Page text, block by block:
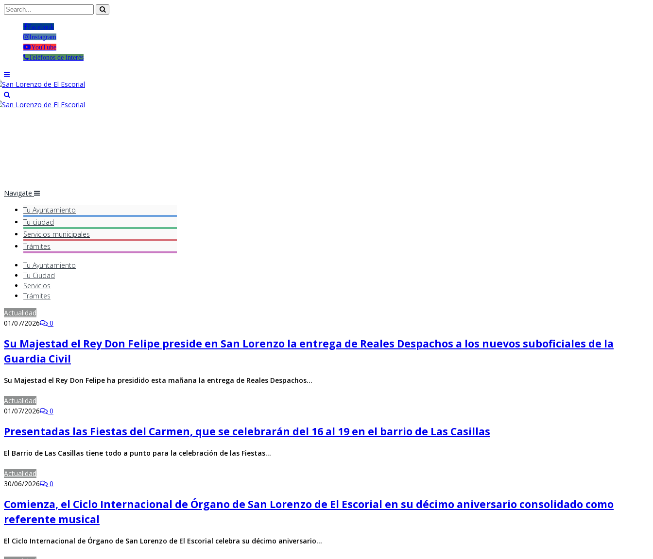
Facebook
Instagram
YouTube
Teléfonos de interés
Navigate
Tu Ayuntamiento
Tu ciudad
Servicios municipales
Trámites
Tu Ayuntamiento
Tu Ciudad
Servicios
Trámites
Actualidad
01/07/2026
0
Su Majestad el Rey Don Felipe preside en San Lorenzo la entrega de Reales Despachos a los nuevos suboficiales de la
Guardia Civil
Su Majestad el Rey D​on Felipe ha presidido esta mañana la entrega de Reales Despachos…
Actualidad
01/07/2026
0
Presentadas las Fiestas del Carmen, que se celebrarán del 16 al 19 en el barrio de Las Casillas
El Barrio de Las Casillas tiene todo a punto para la celebración de las Fiestas…
Actualidad
30/06/2026
0
Comienza, el Ciclo Internacional de Órgano de San Lorenzo de El Escorial en su décimo aniversario consolidado como
referente musical
El Ciclo Internacional de Órgano de San Lorenzo de El Escorial celebra su décimo aniversario…